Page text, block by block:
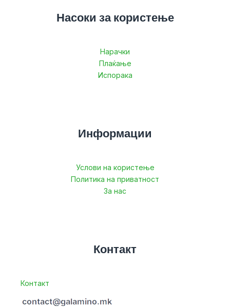
Насоки за користење
Нарачки
Плаќање
Испорака
Информации
Услови на користење
Политика на приватност
За нас
Контакт
Контакт